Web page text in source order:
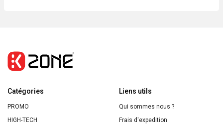
MAYBELLINE
Catégories
PROMO
HIGH-TECH
Liens utils
Qui sommes nous ?
Frais d'expedition